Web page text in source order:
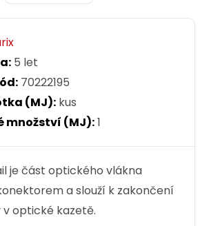
5 let
70222195
(MJ): kus
množství (MJ):1
je část optického vlákna
a slouží k zakončení
optické kazetě.